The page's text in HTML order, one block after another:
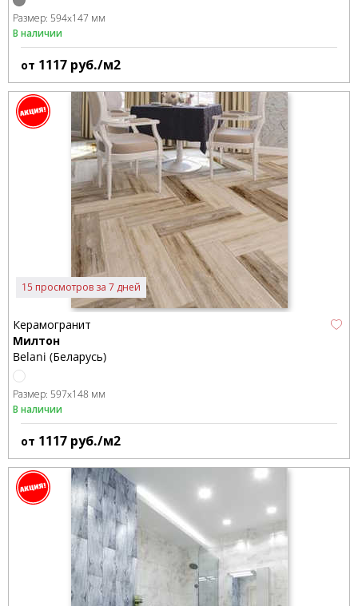
Размер: 594x147 мм
В наличии
от 1117 руб./м2
15 просмотров за 7 дней
Керамогранит
Милтон
Belani (Беларусь)
Размер: 597x148 мм
В наличии
от 1117 руб./м2